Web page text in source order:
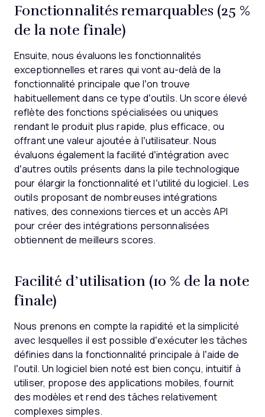
Fonctionnalités remarquables (25 %
de la note finale)
Ensuite, nous évaluons les fonctionnalités
exceptionnelles et rares qui vont au-delà de la
fonctionnalité principale que l’on trouve
habituellement dans ce type d’outils. Un score élevé
reflète des fonctions spécialisées ou uniques
rendant le produit plus rapide, plus efficace, ou
offrant une valeur ajoutée à l’utilisateur. Nous
évaluons également la facilité d’intégration avec
d’autres outils présents dans la pile technologique
pour élargir la fonctionnalité et l’utilité du logiciel. Les
outils proposant de nombreuses intégrations
natives, des connexions tierces et un accès API
pour créer des intégrations personnalisées
obtiennent de meilleurs scores.
Facilité d’utilisation (10 % de la note
finale)
Nous prenons en compte la rapidité et la simplicité
avec lesquelles il est possible d’exécuter les tâches
définies dans la fonctionnalité principale à l’aide de
l’outil. Un logiciel bien noté est bien conçu, intuitif à
utiliser, propose des applications mobiles, fournit
des modèles et rend des tâches relativement
complexes simples.